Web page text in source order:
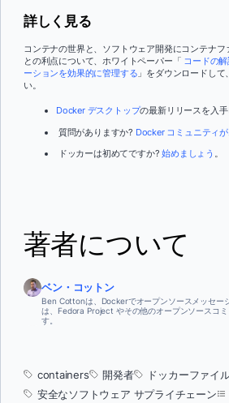
詳しく見る
コンテナの世界と、ソフトウェア開発にコンテナフ
との利点について、ホワイトペーパー「 コードの
ーションを効果的に管理する 」をダウンロードし
い。
Docker デスクトップの最新リリースを入手
質問がありますか? Docker コミュニティ
ドッカーは初めてですか? 始めましょう
著者について
ベン・コットン
Ben Cottonは、Dockerでオープンソースメッセー
は、Fedora Project やその他のオープンソースコ
す。
containers 開発者
ドッカーファイ
安全なソフトウェア サプライチェーン